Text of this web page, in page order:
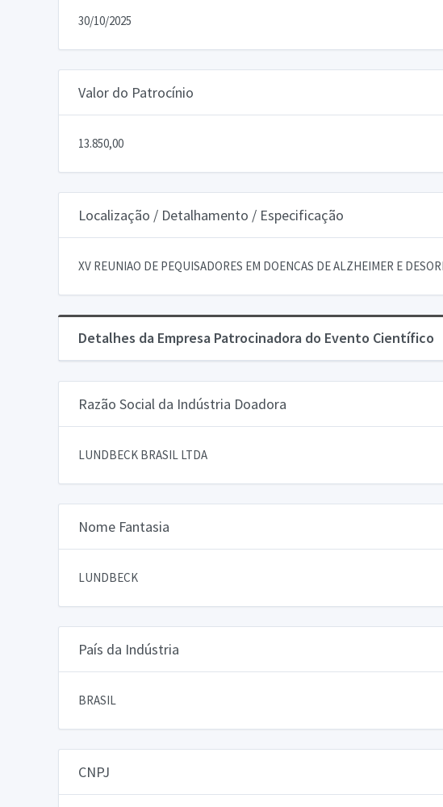
30/10/2025
Valor do Patrocínio
13.850,00
Localização / Detalhamento / Especificação
XV REUNIAO DE PEQUISADORES EM DOENCAS DE ALZHEIMER E
Detalhes da Empresa Patrocinadora do Evento Científico
Razão Social da Indústria Doadora
LUNDBECK BRASIL LTDA
Nome Fantasia
LUNDBECK
País da Indústria
BRASIL
CNPJ